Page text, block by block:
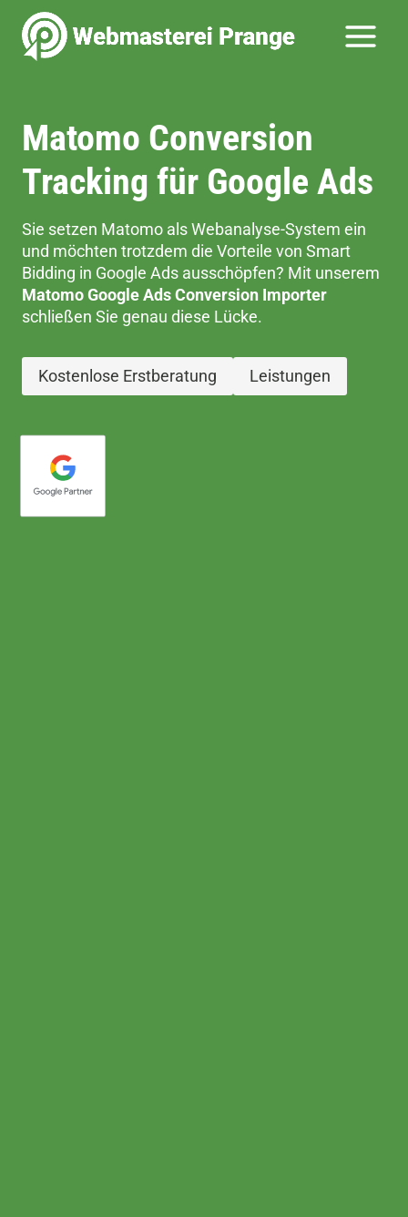
Inhalt
springen
Matomo Conversion
Tracking für Google Ads
Sie setzen Matomo als Webanalyse-System ein
und möchten trotzdem die Vorteile von Smart
Bidding in Google Ads ausschöpfen? Mit unserem
Matomo Google Ads Conversion Importer
schließen Sie genau diese Lücke.
Kostenlose Erstberatung Leistungen